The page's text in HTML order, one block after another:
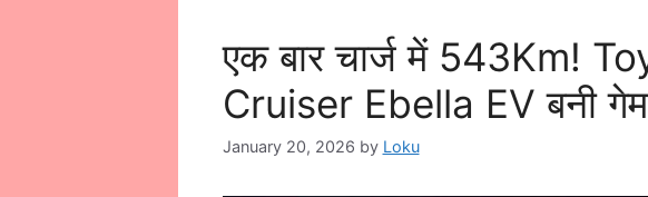
एक बार चार्ज में 543Km!
Cruiser Ebella EV बनी
January 20, 2026 by Loku